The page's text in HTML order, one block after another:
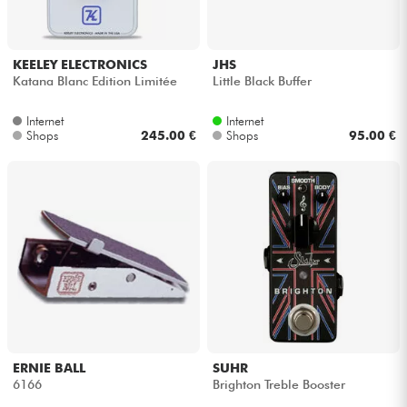
KEELEY ELECTRONICS
Katana Blanc Edition Limitée
Internet
Shops
245.00 €
JHS
Little Black Buffer
Internet
Shops
95.00 €
ERNIE BALL
6166
SUHR
Brighton Treble Booster